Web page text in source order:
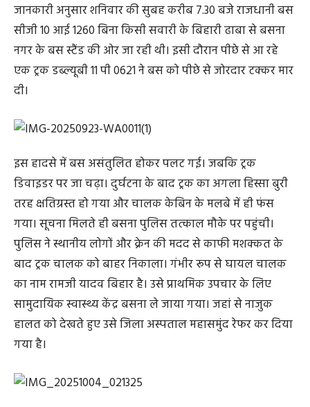
जानकारी अनुसार शनिवार की सुबह करीब 7.30 बजे राजधानी बस
सीजी 10 आई 1260 बिना किसी सवारी के बिहारी ढाबा से बसना
नगर के बस स्टैंड की ओर जा रही थी। इसी दौरान पीछे से आ रहे
एक ट्रक डब्ल्यूबी 11 पी 0621 ने बस को पीछे से जोरदार टक्कर मार
दी।
इस हादसे में बस असंतुलित होकर पलट गई। जबकि ट्रक
डिवाइडर पर जा चढ़ा। दुर्घटना के बाद ट्रक का अगला हिस्सा बुरी
तरह क्षतिग्रस्त हो गया और चालक केबिन के मलबे में ही फंस
गया। सूचना मिलते ही बसना पुलिस तत्काल मौके पर पहुंची।
पुलिस ने स्थानीय लोगों और क्रेन की मदद से काफी मशक्कत के
बाद ट्रक चालक को बाहर निकाला। गंभीर रूप से घायल चालक
का नाम रामजी यादव बिहार है। उसे प्राथमिक उपचार के लिए
सामुदायिक स्वास्थ्य केंद्र बसना ले जाया गया। जहां से नाजुक
हालत को देखते हुए उसे जिला अस्पताल महासमुंद रेफर कर दिया
गया है।